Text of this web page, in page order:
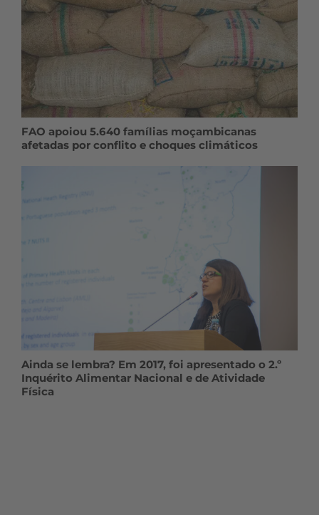
FAO apoiou 5.640 famílias moçambicanas
afetadas por conflito e choques climáticos
Ainda se lembra? Em 2017, foi apresentado o 2.º
Inquérito Alimentar Nacional e de Atividade
Física